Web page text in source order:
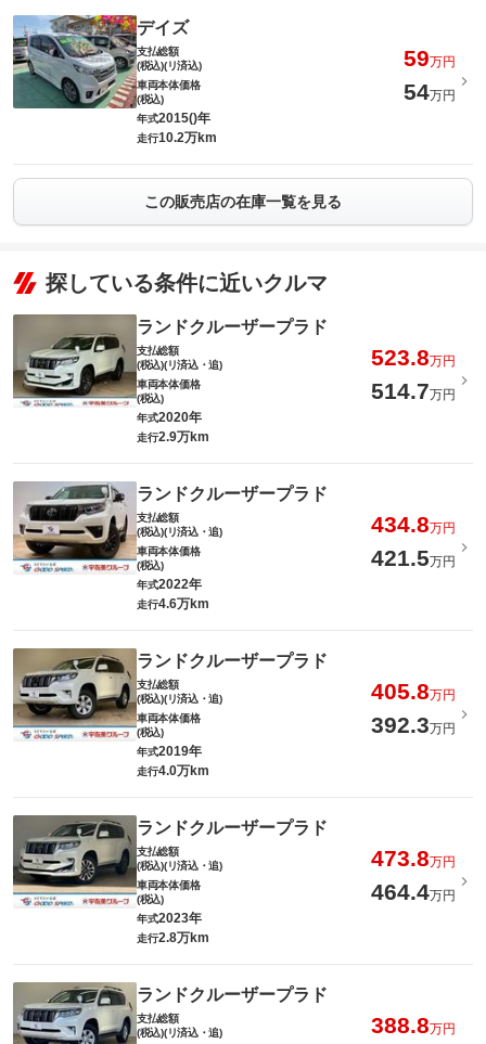
デイズ
支払総額
(税込)(リ済込)
59万円
車両本体価格
(税込)
54万円
年式2015()年
走行10.2万km
この販売店の在庫一覧を見る
探している条件に近いクルマ
ランドクルーザープラド
支払総額
(税込)(リ済込・追)
523.8万円
車両本体価格
(税込)
514.7万円
年式2020年
走行2.9万km
ランドクルーザープラド
支払総額
(税込)(リ済込・追)
434.8万円
車両本体価格
(税込)
421.5万円
年式2022年
走行4.6万km
ランドクルーザープラド
支払総額
(税込)(リ済込・追)
405.8万円
車両本体価格
(税込)
392.3万円
年式2019年
走行4.0万km
ランドクルーザープラド
支払総額
(税込)(リ済込・追)
473.8万円
車両本体価格
(税込)
464.4万円
年式2023年
走行2.8万km
ランドクルーザープラド
支払総額
(税込)(リ済込・追)
388.8万円